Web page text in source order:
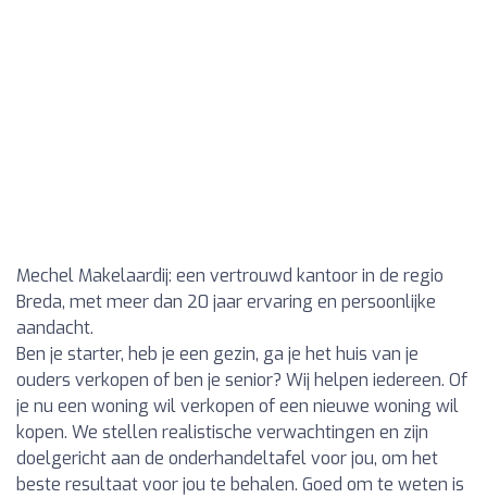
Mechel Makelaardij: een vertrouwd kantoor in de regio
Breda, met meer dan 20 jaar ervaring en persoonlijke
aandacht.
Ben je starter, heb je een gezin, ga je het huis van je
ouders verkopen of ben je senior? Wij helpen iedereen. Of
je nu een woning wil verkopen of een nieuwe woning wil
kopen. We stellen realistische verwachtingen en zijn
doelgericht aan de onderhandeltafel voor jou, om het
beste resultaat voor jou te behalen. Goed om te weten is